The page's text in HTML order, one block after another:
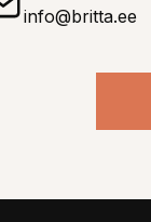
info@britta.ee